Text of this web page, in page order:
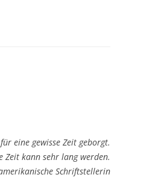
eine gewisse Zeit geborgt.
Zeit kann sehr lang werden.
Schriftstellerin